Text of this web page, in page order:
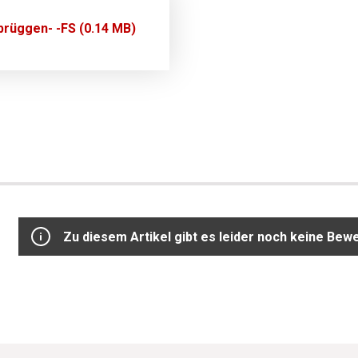
-FS (0.14 MB)
Zu diesem Artikel gibt es leider noch keine